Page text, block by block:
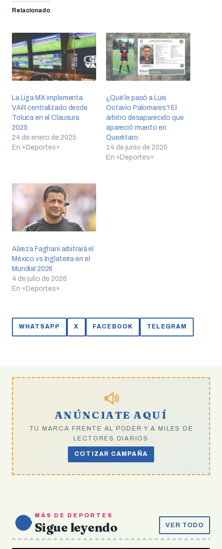
Relacionado
La Liga MX implementa
VAR centralizado desde
Toluca en el Clausura
2025
24 de enero de 2025
En «Deportes»
¿Qué le pasó a Luis
Octavio Palomares? El
árbitro desaparecido que
apareció muerto en
Querétaro
14 de junio de 2025
En «Deportes»
Alireza Faghani arbitrará el
México vs Inglaterra en el
Mundial 2026
4 de julio de 2026
En «Deportes»
WHATSAPP X FACEBOOK TELEGRAM
ANÚNCIATE AQUÍ
TU MARCA FRENTE AL PODER Y A MILES DE
LECTORES DIARIOS
COTIZAR CAMPAÑA
MÁS DE DEPORTES
Sigue leyendo VER TODO